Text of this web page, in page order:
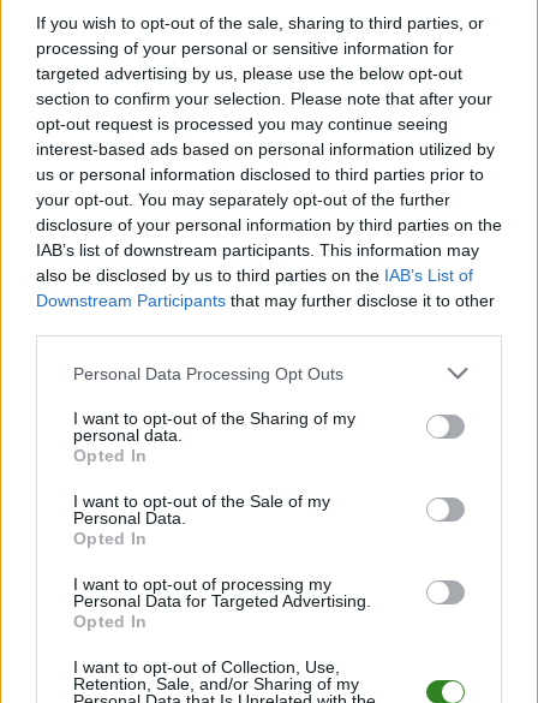
If you wish to opt-out of the sale, sharing to third parties, or
processing of your personal or sensitive information for
targeted advertising by us, please use the below opt-out
section to confirm your selection. Please note that after your
opt-out request is processed you may continue seeing
interest-based ads based on personal information utilized by
us or personal information disclosed to third parties prior to
your opt-out. You may separately opt-out of the further
disclosure of your personal information by third parties on the
IAB’s list of downstream participants. This information may
also be disclosed by us to third parties on the IAB’s List of
Downstream Participants that may further disclose it to other
Please note that this website/app uses one or more Google
not limited to your visit or usage behaviour. You may click to
grant or deny consent to Google and its third-party tags to
use your data for below specified purposes in below Google
consent section.
Personal Data Processing Opt Outs
I want to opt-out of the Sharing of my
personal data.
Opted In
I want to opt-out of the Sale of my
Personal Data.
Opted In
I want to opt-out of processing my
Personal Data for Targeted Advertising.
Opted In
I want to opt-out of Collection, Use,
Retention, Sale, and/or Sharing of my
Kłyż Tarnogóra 12 20
26-16
8
ŁKS II Łowisko 12 18
37-22
9
Złotsan Kuryłówka 12 18
32-28
10
PUKS Francesco Jelna 12 17
22-22
11
Orzeł Biedaczów 12 10
13-37
12
KS Jarocin 12 9
14-41
13
KS Łukowa 12 4
Mmecze,Pktpunkty · zwycięstwo remis porażka
ŁKS II Łowisko - mecze rozegrane na wyjeździe
DRUŻYNA GOLE
Grabniak Hucisko
Atlantic Chałupki Dębniańskie
28-15
Kłyż Tarnogóra
30-22
San Wierzawice
Złotsan Kuryłówka
16-19
Jutrzenka Dębno
KS Łukowa
12-36